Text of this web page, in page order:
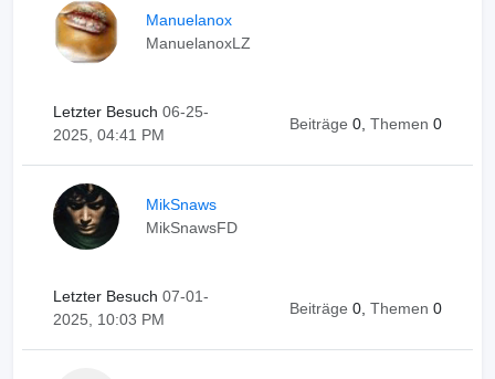
Manuelanox
ManuelanoxLZ
Letzter Besuch 06-25-
2025, 04:41 PM
Beiträge 0, Themen 0
MikSnaws
MikSnawsFD
Letzter Besuch 07-01-
2025, 10:03 PM
Beiträge 0, Themen 0